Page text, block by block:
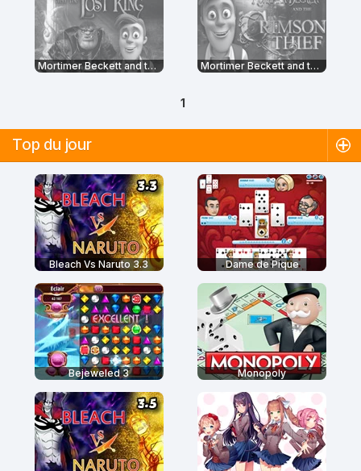
Mortimer Beckett and the Lost King Mortimer Beckett and the Crimson Thief
1
Top du jour
Bleach Vs Naruto 3.3 Dame de Pique
Bejeweled 3 Monopoly